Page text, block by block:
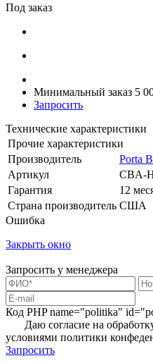
Под заказ
Минимальный заказ 5
Запросить
Технические характеристики
Прочие характеристики
Производитель
Porta
Артикул
CBA-
Гарантия
12
Страна производитель США
Ошибка
Закрыть окно
Запросить у менеджера
Код PHPname="politika"
Даю согласие на
условиями политики
Запросить